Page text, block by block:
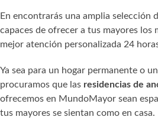
En encontrarás una amplia selección
capaces de ofrecer a tus mayores los
mejor atención personalizada 24
Ya sea para un hogar permanente o
procuramos que las residencias de
ofrecemos en MundoMayor sean
tus mayores se sientan como en casa.